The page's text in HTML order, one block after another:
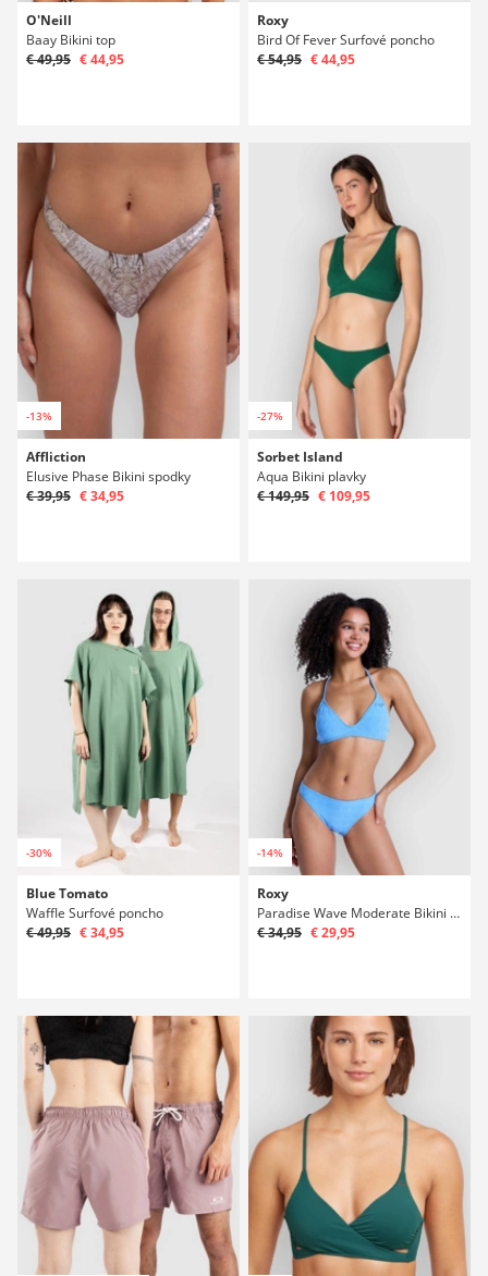
O'Neill
Baay Bikini top
€ 49,95 € 44,95
Roxy
Bird Of Fever Surfové poncho
€ 54,95 € 44,95
-13%
Affliction
Elusive Phase Bikini spodky
€ 39,95 € 34,95
-27%
Sorbet Island
Aqua Bikini plavky
€ 149,95 € 109,95
-30%
Blue Tomato
Waffle Surfové poncho
€ 49,95 € 34,95
-14%
Roxy
Paradise Wave Moderate Bikini spodky
€ 34,95 € 29,95